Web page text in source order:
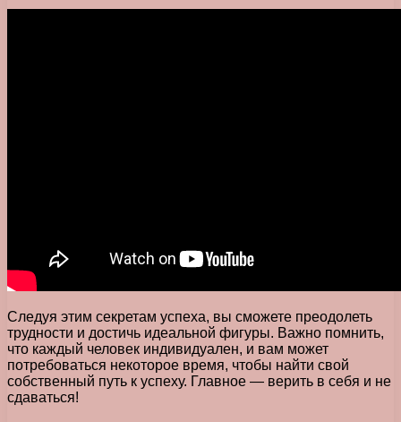
Следуя этим секретам успеха, вы сможете преодолеть
трудности и достичь идеальной фигуры. Важно помнить,
что каждый человек индивидуален, и вам может
потребоваться некоторое время, чтобы найти свой
собственный путь к успеху. Главное — верить в себя и не
сдаваться!